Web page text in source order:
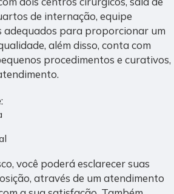
de internação, equipe
para proporcionar um
além disso, conta com
procedimentos e curativos,
você poderá esclarecer suas
através de um atendimento